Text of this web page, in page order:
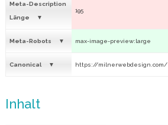
Meta-Description
Länge
195
Meta-Robots max-image-preview:large
Canonical https://milnerwebdesign.com/
Inhalt